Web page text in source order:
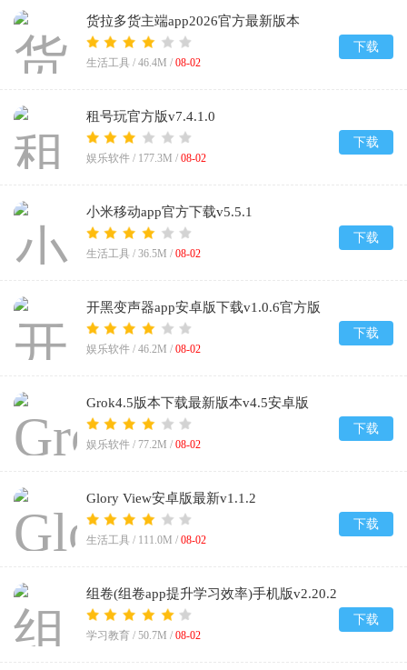
货拉多货主端app2026官方最新版本
v4.0.50
生活工具 / 46.4M / 08-02
下载
租号玩官方版v7.4.1.0
娱乐软件 / 177.3M / 08-02
下载
小米移动app官方下载v5.5.1
生活工具 / 36.5M / 08-02
下载
开黑变声器app安卓版下载v1.0.6官方版
娱乐软件 / 46.2M / 08-02
下载
Grok4.5版本下载最新版本v4.5安卓版
娱乐软件 / 77.2M / 08-02
下载
Glory View安卓版最新v1.1.2
生活工具 / 111.0M / 08-02
下载
组卷(组卷app提升学习效率)手机版v2.20.2
学习教育 / 50.7M / 08-02
下载